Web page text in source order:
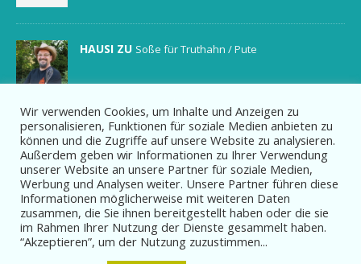
HAUSI ZU Soße für Truthahn / Pute
Copyright: Kochsportverein.de _______ Design: C-C-Pierce Internet und
Marketing Heilbronn
Wir verwenden Cookies, um Inhalte und Anzeigen zu
personalisieren, Funktionen für soziale Medien anbieten zu
können und die Zugriffe auf unsere Website zu analysieren.
Außerdem geben wir Informationen zu Ihrer Verwendung
unserer Website an unsere Partner für soziale Medien,
Werbung und Analysen weiter. Unsere Partner führen diese
Informationen möglicherweise mit weiteren Daten
zusammen, die Sie ihnen bereitgestellt haben oder die sie
im Rahmen Ihrer Nutzung der Dienste gesammelt haben.
“Akzeptieren”, um der Nutzung zuzustimmen...